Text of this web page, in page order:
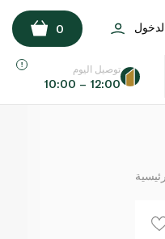
0
توصيل اليوم
10:00 – 12:00
Broighter